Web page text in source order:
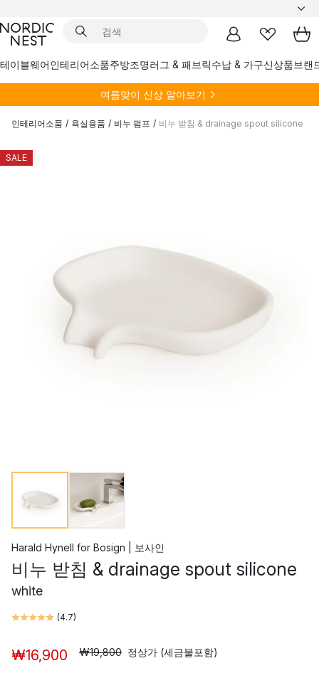
테이블웨어인테리어소품주방조명러그 & 패브릭수납 & 가구신상품브랜
여름맞이 신상 알아보기
인테리어소품 / 욕실용품 / 비누 펌프 / 비누 받침 & drainage spout silicone
SALE
Harald Hynell for Bosign | 보사인
비누 받침 & drainage spout silicone
white
(4.7)
₩16,900 ₩19,800 정상가 (세금불포함)